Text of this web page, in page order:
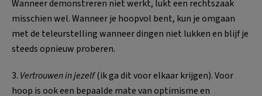
Wanneer demonstreren niet werkt, lukt een rechtszaak
misschien wel. Wanneer je hoopvol bent, kun je omgaan
met de teleurstelling wanneer dingen niet lukken en blijf je
steeds opnieuw proberen.
3. Vertrouwen in jezelf(ik ga dit voor elkaar krijgen). Voor
hoop is ook een bepaalde mate van optimisme en